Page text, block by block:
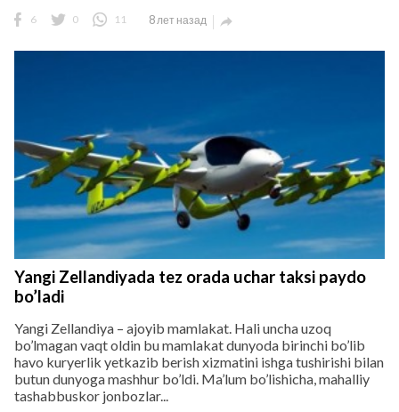
6 0 11 8 лет назад 
Yangi Zellandiyada tez orada uchar taksi paydo
bo’ladi
Yangi Zellandiya – ajoyib mamlakat. Hali uncha uzoq
bo’lmagan vaqt oldin bu mamlakat dunyoda birinchi bo’lib
havo kuryerlik yetkazib berish xizmatini ishga tushirishi bilan
butun dunyoga mashhur bo’ldi. Ma’lum bo’lishicha, mahalliy
tashabbuskor jonbozlar...